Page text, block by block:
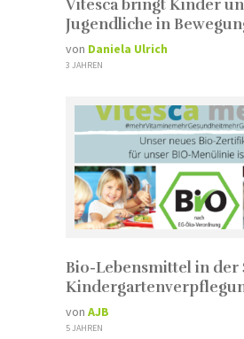
Vitesca bringt Kinder
Jugendliche in
von Daniela Ulrich
3 JAHREN
Bio-Lebensmittel in der
von AJB
5 JAHREN